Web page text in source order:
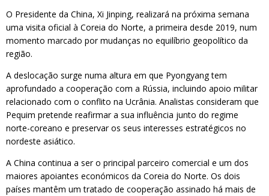
O Presidente da China, Xi Jinping, realizará na próxima semana
uma visita oficial à Coreia do Norte, a primeira desde 2019, num
momento marcado por mudanças no equilíbrio geopolítico da
região.
A deslocação surge numa altura em que Pyongyang tem
aprofundado a cooperação com a Rússia, incluindo apoio militar
relacionado com o conflito na Ucrânia. Analistas consideram que
Pequim pretende reafirmar a sua influência junto do regime
norte-coreano e preservar os seus interesses estratégicos no
nordeste asiático.
A China continua a ser o principal parceiro comercial e um dos
maiores apoiantes económicos da Coreia do Norte. Os dois
países mantêm um tratado de cooperação assinado há mais de